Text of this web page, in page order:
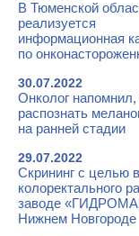
В Тюменской
реализуется
информационная
по
30.07.2022
Онколог напомнил,
распознать
на ранней стадии
29.07.2022
Скрининг с целью
колоректального
заводе
Нижнем Новгороде